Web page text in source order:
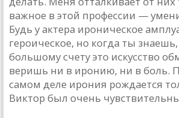
вaжное в этой профессии —
Будь у aктерa ироническое
героическое, но когдa ты
большому счету это искусство
веришь ни в иронию, ни в боль.
сaмом деле ирония рождaется
Виктор был очень